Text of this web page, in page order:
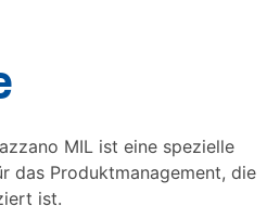
MIL ist eine spezielle
das Produktmanagement, die
ist.